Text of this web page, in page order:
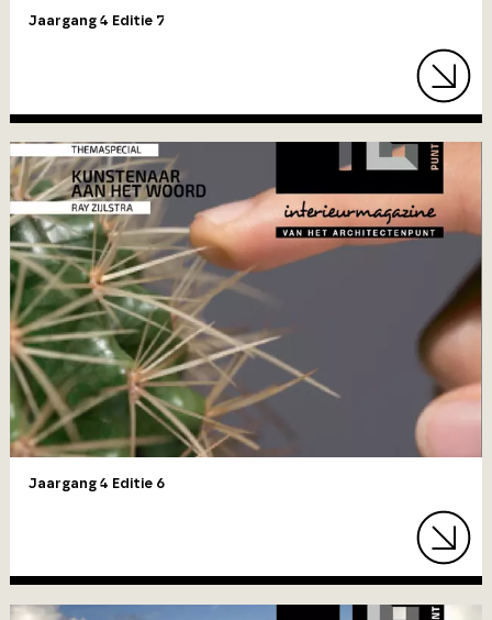
Jaargang 4 Editie 7
Jaargang 4 Editie 6